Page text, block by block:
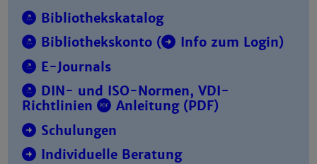
Bibliothekskatalog
Bibliothekskonto (
Info zum Login)
E-Journals
DIN- und ISO-Normen, VDI-
Richtlinien
Anleitung (PDF)
Schulungen
Individuelle Beratung